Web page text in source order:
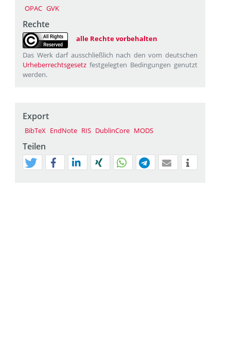
OPAC GVK
Rechte
alle Rechte vorbehalten
Das Werk darf ausschließlich nach den vom deutschen
Urheberrechtsgesetz festgelegten Bedingungen genutzt
werden.
Export
BibTeX EndNote RIS DublinCore MODS
Teilen